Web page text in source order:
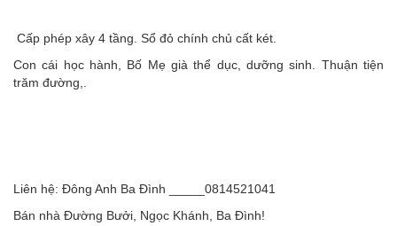
Cấp phép xây 4 tầng. Sổ đỏ chính chủ cất két.
Con cái học hành, Bố Mẹ già thể dục, dưỡng sinh. Thuận tiện
trăm đường,.
Liên hệ: Đông Anh Ba Đình _____0814521041
Bán nhà Đường Bưởi, Ngọc Khánh, Ba Đình!